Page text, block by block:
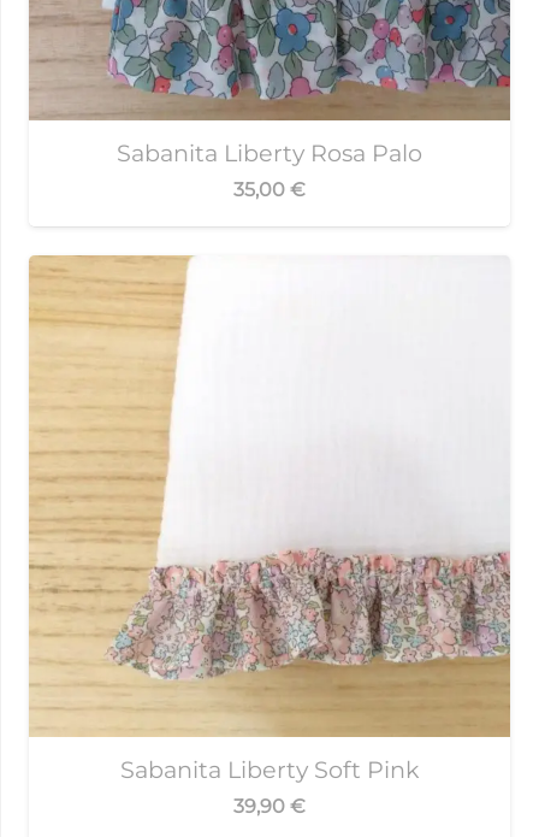
Sabanita Liberty Rosa Palo
35,00 €
Sabanita Liberty Soft Pink
39,90 €